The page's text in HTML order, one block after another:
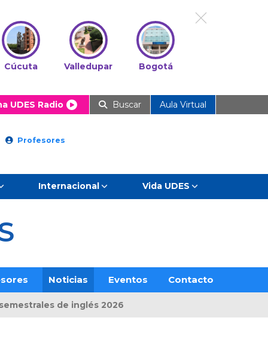
Cúcuta Valledupar Bogotá
UDES Radio Buscar Aula Virtual
Profesores
Internacional Vida UDES
Noticias Eventos Contacto
de inglés 2026